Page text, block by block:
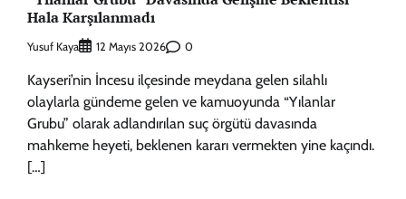
Hala Karşılanmadı
Yusuf Kaya 12 Mayıs 2026 0
Kayseri’nin İncesu ilçesinde meydana gelen silahlı
olaylarla gündeme gelen ve kamuoyunda “Yılanlar
Grubu” olarak adlandırılan suç örgütü davasında
mahkeme heyeti, beklenen kararı vermekten yine kaçındı.
[…]